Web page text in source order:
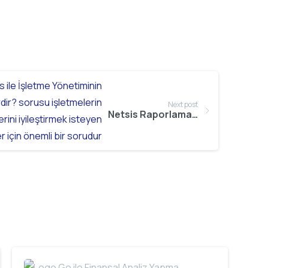
Next post
Netsis Raporlama Araçlarıyla Verilerinizi Analiz Edin